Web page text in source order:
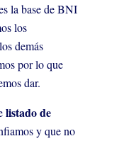
la base de BNI
los
demás
por lo que
dar.
listado de
y que no